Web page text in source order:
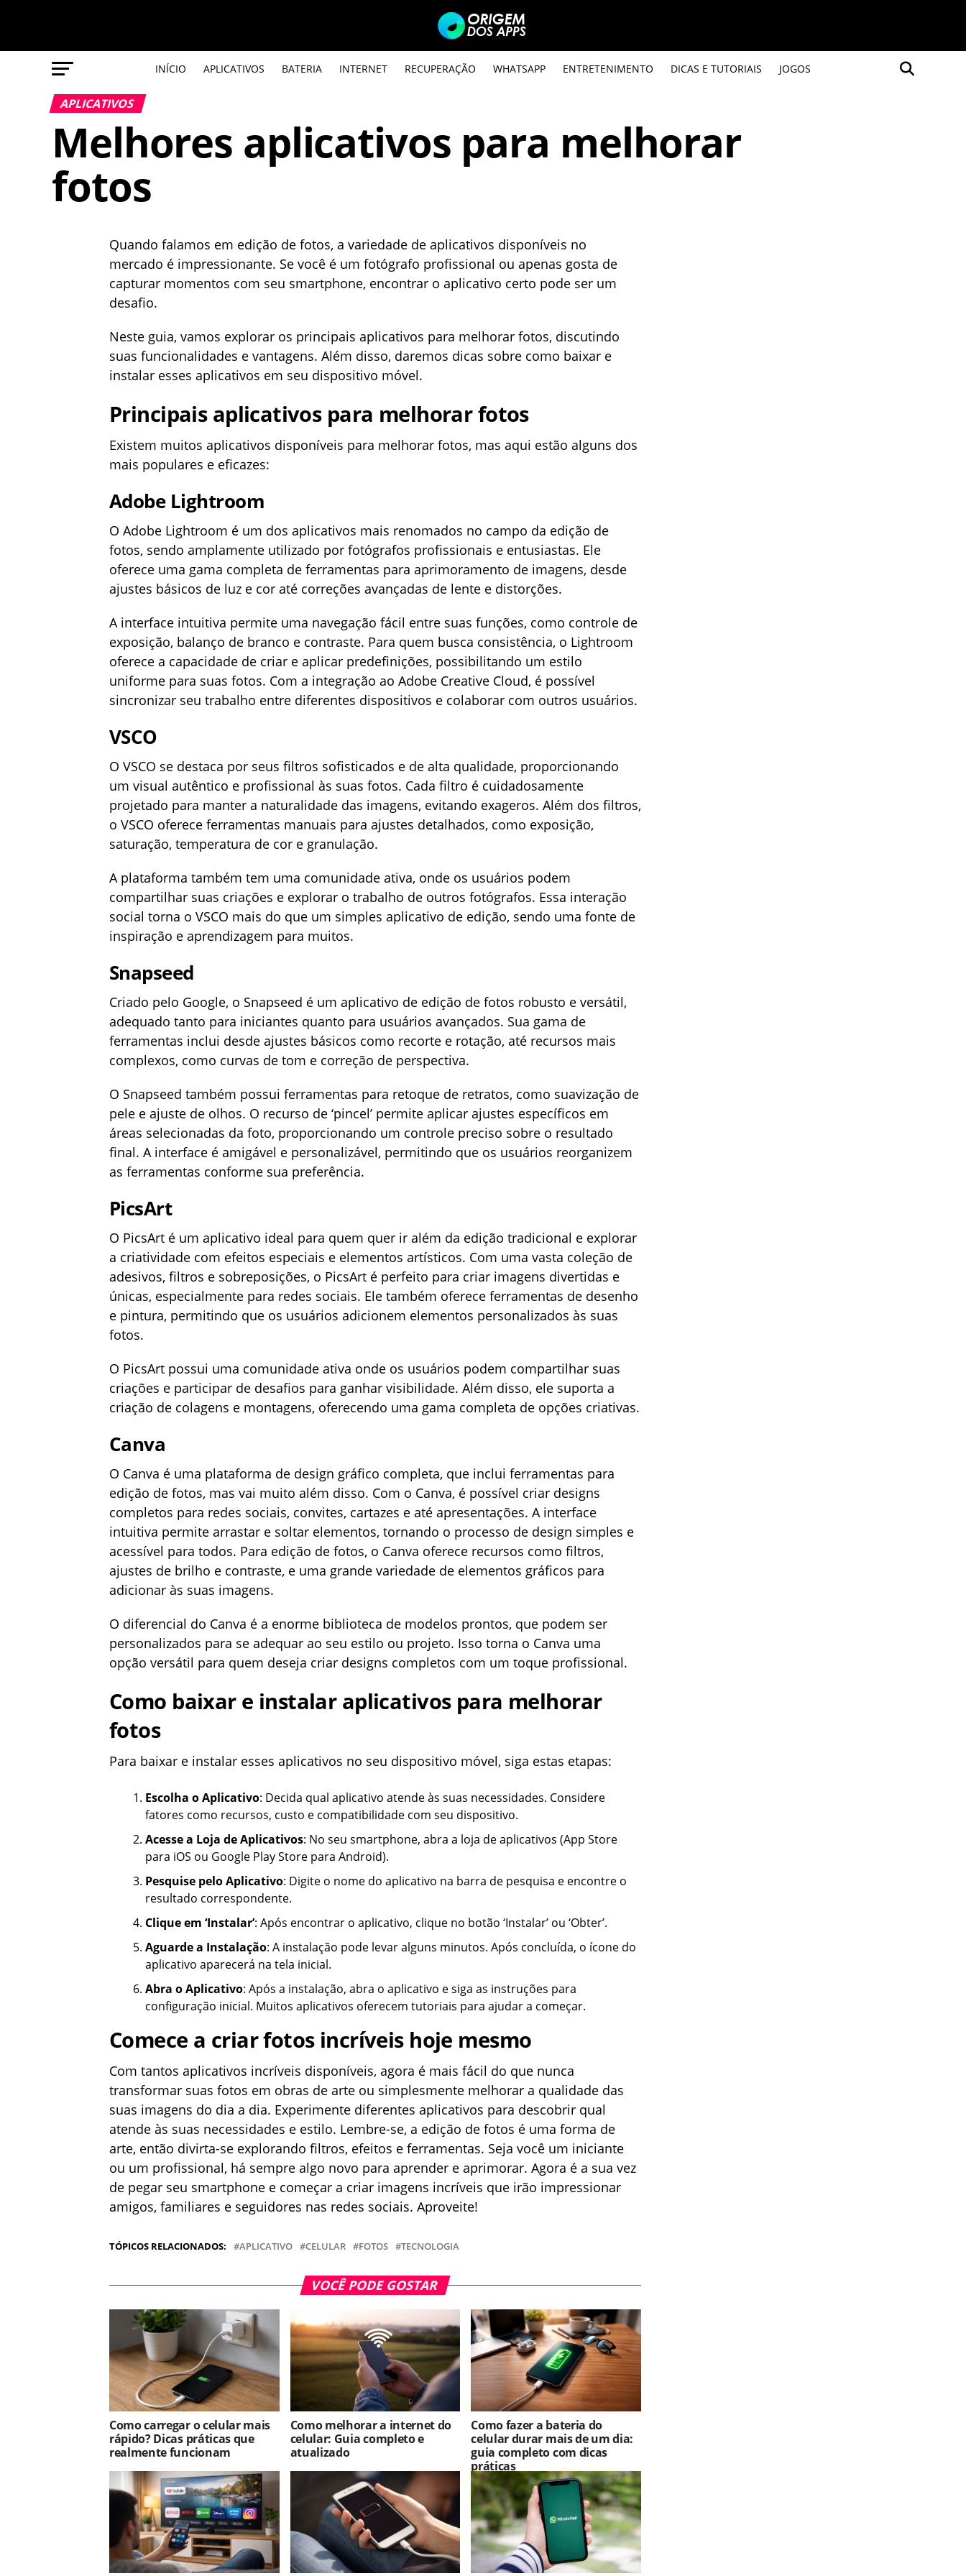
INÍCIO APLICATIVOS BATERIA INTERNET RECUPERAÇÃO WHATSAPP ENTRETENIMENTO DICAS E TUTORIAIS JOGOS
APLICATIVOS
Melhores aplicativos para melhorar
fotos
Quando falamos em edição de fotos, a variedade de aplicativos disponíveis no
mercado é impressionante. Se você é um fotógrafo profissional ou apenas gosta de
capturar momentos com seu smartphone, encontrar o aplicativo certo pode ser um
desafio.
Neste guia, vamos explorar os principais aplicativos para melhorar fotos, discutindo
suas funcionalidades e vantagens. Além disso, daremos dicas sobre como baixar e
instalar esses aplicativos em seu dispositivo móvel.
Principais aplicativos para melhorar fotos
Existem muitos aplicativos disponíveis para melhorar fotos, mas aqui estão alguns dos
mais populares e eficazes:
Adobe Lightroom
O Adobe Lightroom é um dos aplicativos mais renomados no campo da edição de
fotos, sendo amplamente utilizado por fotógrafos profissionais e entusiastas. Ele
oferece uma gama completa de ferramentas para aprimoramento de imagens, desde
ajustes básicos de luz e cor até correções avançadas de lente e distorções.
A interface intuitiva permite uma navegação fácil entre suas funções, como controle de
exposição, balanço de branco e contraste. Para quem busca consistência, o Lightroom
oferece a capacidade de criar e aplicar predefinições, possibilitando um estilo
uniforme para suas fotos. Com a integração ao Adobe Creative Cloud, é possível
sincronizar seu trabalho entre diferentes dispositivos e colaborar com outros usuários.
VSCO
O VSCO se destaca por seus filtros sofisticados e de alta qualidade, proporcionando
um visual autêntico e profissional às suas fotos. Cada filtro é cuidadosamente
projetado para manter a naturalidade das imagens, evitando exageros. Além dos filtros,
o VSCO oferece ferramentas manuais para ajustes detalhados, como exposição,
saturação, temperatura de cor e granulação.
A plataforma também tem uma comunidade ativa, onde os usuários podem
compartilhar suas criações e explorar o trabalho de outros fotógrafos. Essa interação
social torna o VSCO mais do que um simples aplicativo de edição, sendo uma fonte de
inspiração e aprendizagem para muitos.
Snapseed
Criado pelo Google, o Snapseed é um aplicativo de edição de fotos robusto e versátil,
adequado tanto para iniciantes quanto para usuários avançados. Sua gama de
ferramentas inclui desde ajustes básicos como recorte e rotação, até recursos mais
complexos, como curvas de tom e correção de perspectiva.
O Snapseed também possui ferramentas para retoque de retratos, como suavização de
pele e ajuste de olhos. O recurso de ‘pincel’ permite aplicar ajustes específicos em
áreas selecionadas da foto, proporcionando um controle preciso sobre o resultado
final. A interface é amigável e personalizável, permitindo que os usuários reorganizem
as ferramentas conforme sua preferência.
PicsArt
O PicsArt é um aplicativo ideal para quem quer ir além da edição tradicional e explorar
a criatividade com efeitos especiais e elementos artísticos. Com uma vasta coleção de
adesivos, filtros e sobreposições, o PicsArt é perfeito para criar imagens divertidas e
únicas, especialmente para redes sociais. Ele também oferece ferramentas de desenho
e pintura, permitindo que os usuários adicionem elementos personalizados às suas
fotos.
O PicsArt possui uma comunidade ativa onde os usuários podem compartilhar suas
criações e participar de desafios para ganhar visibilidade. Além disso, ele suporta a
criação de colagens e montagens, oferecendo uma gama completa de opções criativas.
Canva
O Canva é uma plataforma de design gráfico completa, que inclui ferramentas para
edição de fotos, mas vai muito além disso. Com o Canva, é possível criar designs
completos para redes sociais, convites, cartazes e até apresentações. A interface
intuitiva permite arrastar e soltar elementos, tornando o processo de design simples e
acessível para todos. Para edição de fotos, o Canva oferece recursos como filtros,
ajustes de brilho e contraste, e uma grande variedade de elementos gráficos para
adicionar às suas imagens.
O diferencial do Canva é a enorme biblioteca de modelos prontos, que podem ser
personalizados para se adequar ao seu estilo ou projeto. Isso torna o Canva uma
opção versátil para quem deseja criar designs completos com um toque profissional.
Como baixar e instalar aplicativos para melhorar
fotos
Para baixar e instalar esses aplicativos no seu dispositivo móvel, siga estas etapas:
Escolha o Aplicativo: Decida qual aplicativo atende às suas necessidades. Considere
fatores como recursos, custo e compatibilidade com seu dispositivo.
Acesse a Loja de Aplicativos: No seu smartphone, abra a loja de aplicativos (App Store
para iOS ou Google Play Store para Android).
Pesquise pelo Aplicativo: Digite o nome do aplicativo na barra de pesquisa e encontre o
resultado correspondente.
Clique em ‘Instalar’: Após encontrar o aplicativo, clique no botão ‘Instalar’ ou ‘Obter’.
Aguarde a Instalação: A instalação pode levar alguns minutos. Após concluída, o ícone do
aplicativo aparecerá na tela inicial.
Abra o Aplicativo: Após a instalação, abra o aplicativo e siga as instruções para
configuração inicial. Muitos aplicativos oferecem tutoriais para ajudar a começar.
Comece a criar fotos incríveis hoje mesmo
Com tantos aplicativos incríveis disponíveis, agora é mais fácil do que nunca
transformar suas fotos em obras de arte ou simplesmente melhorar a qualidade das
suas imagens do dia a dia. Experimente diferentes aplicativos para descobrir qual
atende às suas necessidades e estilo. Lembre-se, a edição de fotos é uma forma de
arte, então divirta-se explorando filtros, efeitos e ferramentas. Seja você um iniciante
ou um profissional, há sempre algo novo para aprender e aprimorar. Agora é a sua vez
de pegar seu smartphone e começar a criar imagens incríveis que irão impressionar
amigos, familiares e seguidores nas redes sociais. Aproveite!
TÓPICOS RELACIONADOS: APLICATIVO CELULAR FOTOS TECNOLOGIA
VOCÊ PODE GOSTAR
Como carregar o celular mais
rápido? Dicas práticas que
realmente funcionam
Como melhorar a internet do
celular: Guia completo e
atualizado
Como fazer a bateria do
celular durar mais de um dia:
guia completo com dicas
práticas